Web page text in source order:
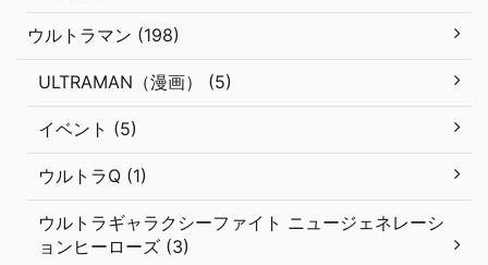
ウルトラマン (198)
ULTRAMAN（漫画） (5)
イベント (5)
ウルトラQ (1)
ウルトラギャラクシーファイト ニュージェネレーシ
ョンヒーローズ (3)